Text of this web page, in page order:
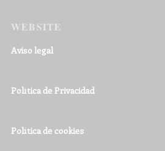
WEBSITE
Aviso legal
Política de Privacidad
Política de cookies